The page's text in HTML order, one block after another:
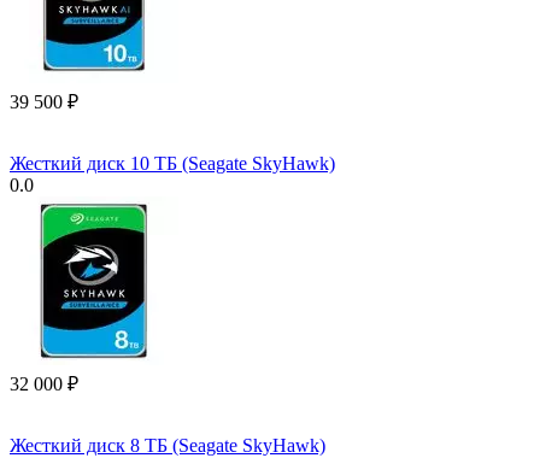
39 500 ₽
Жесткий диск 10 ТБ (Seagate SkyHawk)
0.0
32 000 ₽
Жесткий диск 8 ТБ (Seagate SkyHawk)